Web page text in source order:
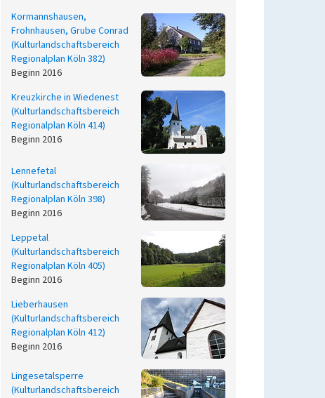
Kormannshausen,
Frohnhausen, Grube Conrad
(Kulturlandschaftsbereich
Regionalplan Köln 382)
Beginn 2016
Kreuzkirche in Wiedenest
(Kulturlandschaftsbereich
Regionalplan Köln 414)
Beginn 2016
Lennefetal
(Kulturlandschaftsbereich
Regionalplan Köln 398)
Beginn 2016
Leppetal
(Kulturlandschaftsbereich
Regionalplan Köln 405)
Beginn 2016
Lieberhausen
(Kulturlandschaftsbereich
Regionalplan Köln 412)
Beginn 2016
Lingesetalsperre
(Kulturlandschaftsbereich